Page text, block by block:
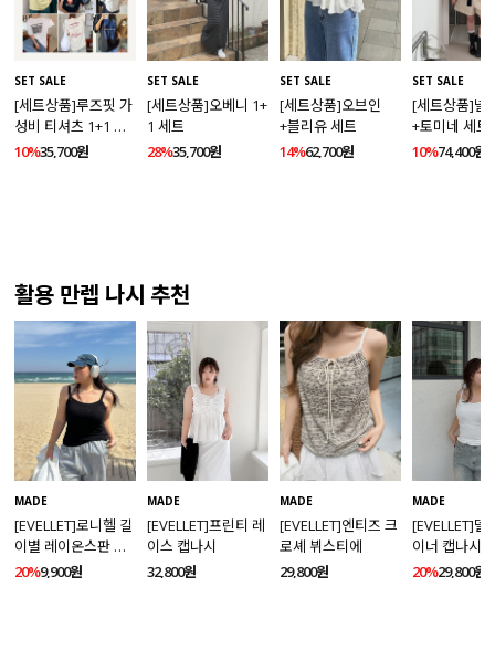
SET SALE
[세트상품]루즈핏 가
성비 티셔츠 1+1 세
트
10%35,700원
SET SALE
[세트상품]오베니 1+
1 세트
28%35,700원
SET SALE
[세트상품]오브인
+블리유 세트
14%62,700원
SET SALE
[세트상품]넬
+토미네 세트
10%74,400원
활용 만렙 나시 추천
MADE
[EVELLET]로니헬 길
이별 레이온스판 끈
나시
20%9,900원
MADE
[EVELLET]프린티 레
이스 캡나시
32,800원
MADE
[EVELLET]엔티즈 크
로셰 뷔스티에
29,800원
MADE
[EVELLET]델
이너 캡나시
20%29,800원